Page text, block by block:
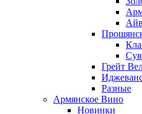
Грейт
Разные
Армянское Вино
Новинки